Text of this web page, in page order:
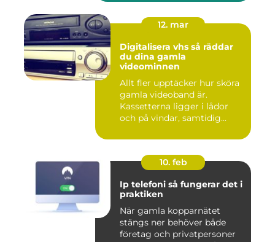
12. mar
Digitalisera vhs så räddar
du dina gamla
videominnen
Allt fler upptäcker hur sköra
gamla videoband är.
Kassetterna ligger i lådor
och på vindar, samtidig...
10. feb
Ip telefoni så fungerar det i
praktiken
När gamla kopparnätet
stängs ner behöver både
företag och privatpersoner